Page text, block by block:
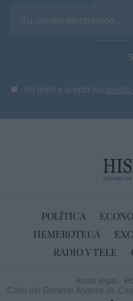
Tu correo electrónico...
He leído y acepto las
POLÍTICA
HEMEROTECA
RADIO Y TELE
Aviso legal
Calle del General Álvarez de